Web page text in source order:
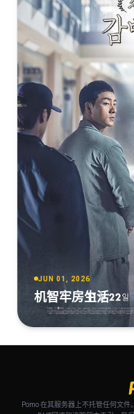
JUN 01, 2026
机智牢房生活
Pomo 在其服务器上不托管任何文